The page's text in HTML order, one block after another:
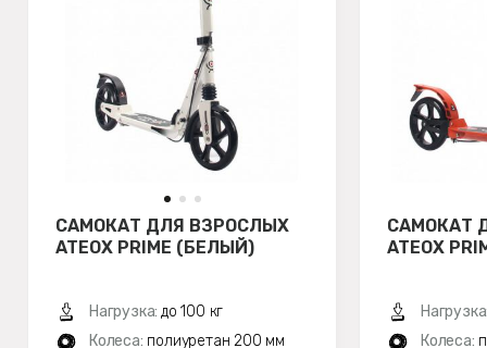
САМОКАТ ДЛЯ ВЗРОСЛЫХ
ATEOX PRIME (БЕЛЫЙ)
Нагрузка: до 100 кг
Колеса: полиуретан 200 мм
САМОКАТ
ATEOX
Колеса: